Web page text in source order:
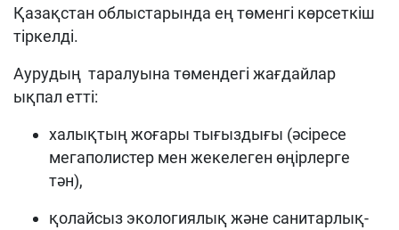
Қазақстан облыстарында ең төменгі көрсеткіш
тіркелді.
Аурудың таралуына төмендегі жағдайлар
ықпал етті:
халықтың жоғары тығыздығы (әсіресе
мегаполистер мен жекелеген өңірлерге
тән),
қолайсыз экологиялық және санитарлық-